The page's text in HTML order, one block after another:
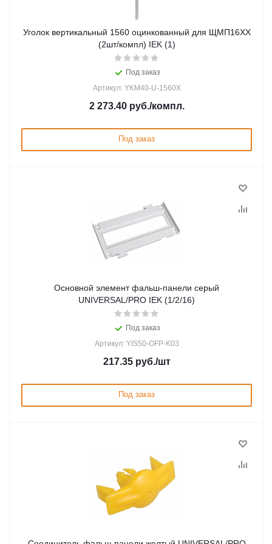
Уголок вертикальный 1560 оцинкованный для ЩМП16ХХ
(2шт/компл) IEK (1)
Под заказ
Артикул: YKM40-U-1560X
2 273.40руб./компл.
Под заказ
Основной элемент фальш-панели серый
UNIVERSAL/PRO IEK (1/2/16)
Под заказ
Артикул: YIS50-OFP-K03
217.35руб./шт
Под заказ